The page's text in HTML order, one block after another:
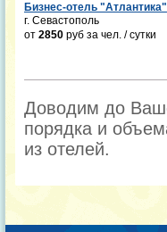
Бизнес-отель "Атлантика"
г. Севастополь
от 2850 руб за чел. / сутки
Доводим до
порядка и
из отелей.